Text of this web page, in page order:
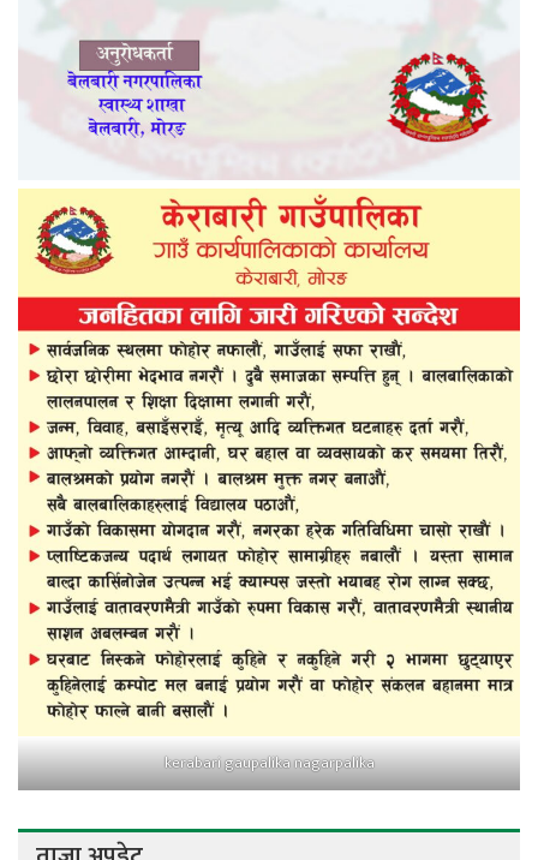
kerabari gaupalika nagarpalika